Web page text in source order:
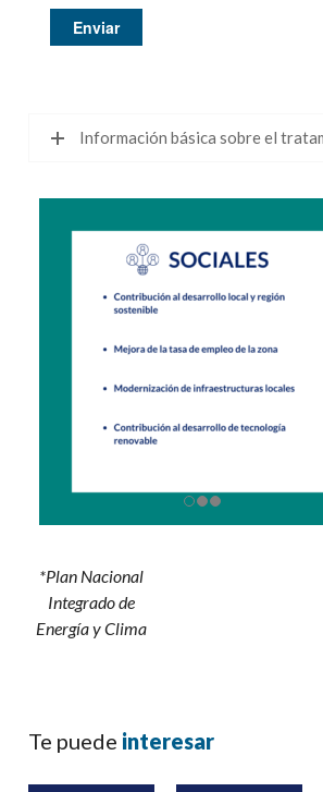
Información básica sobre el
*Plan Nacional
Integrado de
Energía y Clima
Te puede interesar